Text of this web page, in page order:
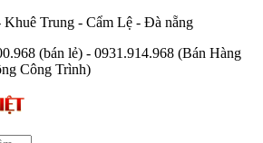
Trung - Cẩm Lệ - Đà nẵng
(bán lẻ) - 0931.914.968 (Bán Hàng
Công Trình)